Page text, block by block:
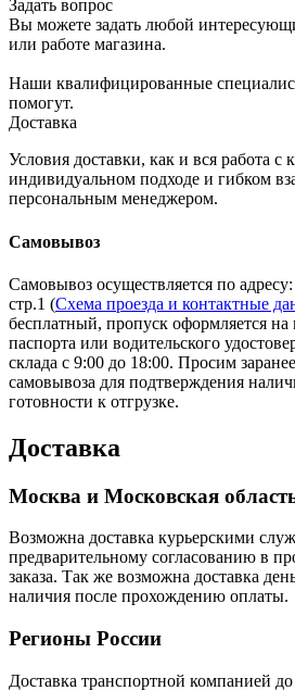
Задать вопрос
Вы можете задать любой
или работе магазина.
Наши квалифицированные
помогут.
Доставка
Условия доставки, как и вся работа с
индивидуальном подходе и гибком
персональным менеджером.
Самовывоз
Самовывоз осуществляется по
стр.1 (Схема проезда и контактные
бесплатный, пропуск оформляется на
паспорта или водительского
склада с 9:00 до 18:00. Просим
самовывоза для подтверждения
готовности к отгрузке.
Доставка
Москва и Московская
Возможна доставка курьерскими
предварительному согласованию в
заказа. Так же возможна доставка
наличия после прохождению оплаты.
Регионы России
Доставка транспортной компанией